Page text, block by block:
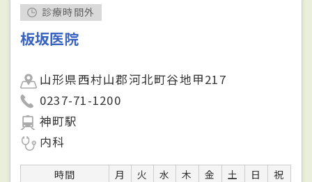
診療時間外
板坂医院
山形県西村山郡河北町谷地甲217
0237-71-1200
神町駅
内科
時間 月 火 水 木 金 土 日
祝